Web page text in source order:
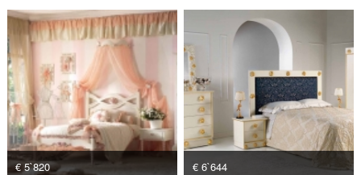
€ 5`820 € 6`644